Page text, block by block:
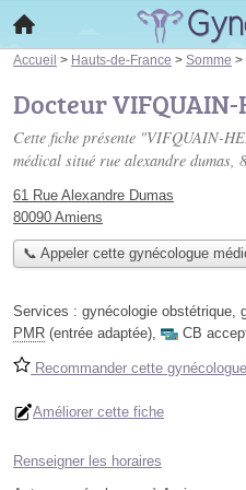
Accueil > Hauts-de-France > Somme >
Docteur VIFQUAIN-
Cette fiche présente "VIFQUAIN-
médical situé rue alexandre dumas,
61 Rue Alexandre Dumas
80090 Amiens
📞 Appeler cette gynécologue
Services : gynécologie obstétrique,
PMR (entrée adaptée), CB
Recommander cette
Améliorer cette fiche
Renseigner les horaires